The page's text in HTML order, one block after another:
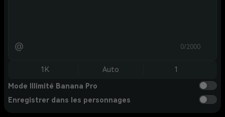
@ 0/2000
1K Auto 1
Mode Illimité Banana Pro
Enregistrer dans les personnages